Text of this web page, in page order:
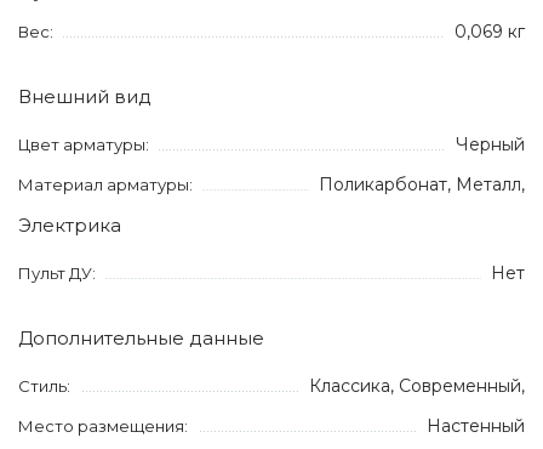
Вес: 0,069 кг
Внешний вид
Цвет арматуры: Черный
Материал арматуры: Поликарбонат, Металл,
Электрика
Пульт ДУ: Нет
Дополнительные данные
Стиль: Классика, Современный,
Место размещения: Настенный